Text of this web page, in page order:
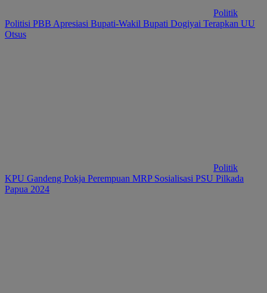
Politik
Politisi PBB Apresiasi Bupati-Wakil Bupati Dogiyai Terapkan UU
Otsus
Politik
KPU Gandeng Pokja Perempuan MRP Sosialisasi PSU Pilkada
Papua 2024